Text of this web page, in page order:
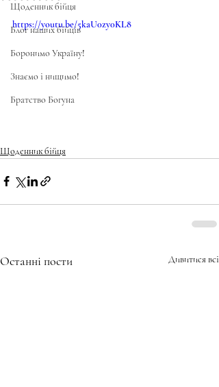
Щоденник бійця
Блог наших бійців
Боронимо Україну!
Знаємо і нищимо!
Братство Богуна
https://youtu.be/5kaU0zy0KL8
Щоденник бійця
Останні пости Дивитися всі